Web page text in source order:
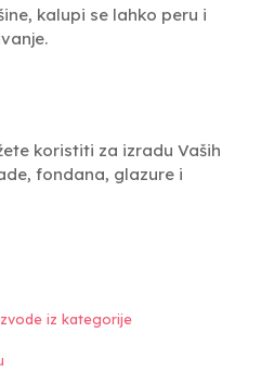
kalupi se lahko peru i
koristiti za izradu Vaših
fondana, glazure i
iz kategorije